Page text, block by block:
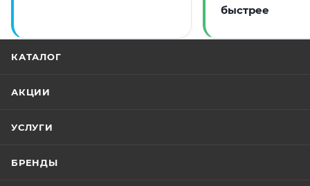
быстрее
КАТАЛОГ
АКЦИИ
УСЛУГИ
БРЕНДЫ